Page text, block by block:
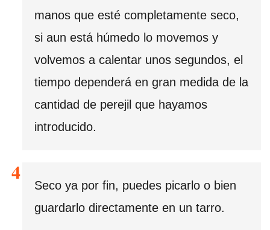
manos que esté completamente seco,
si aun está húmedo lo movemos y
volvemos a calentar unos segundos, el
tiempo dependerá en gran medida de la
cantidad de perejil que hayamos
introducido.
Seco ya por fin, puedes picarlo o bien
guardarlo directamente en un tarro.